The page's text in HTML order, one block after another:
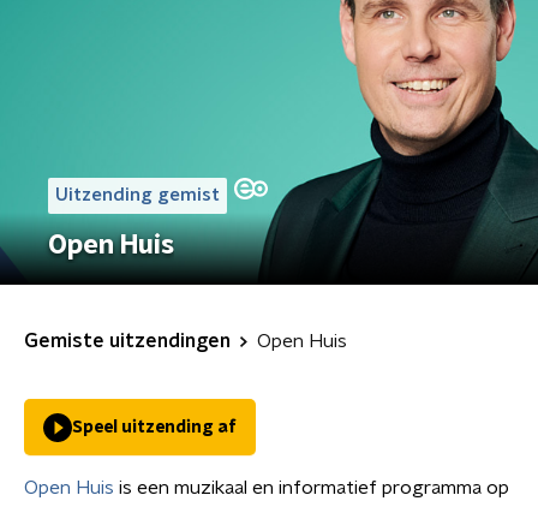
Uitzending gemist
Open Huis
Gemiste uitzendingen Open Huis
Speel uitzending af
Open Huis is een muzikaal en informatief programma op